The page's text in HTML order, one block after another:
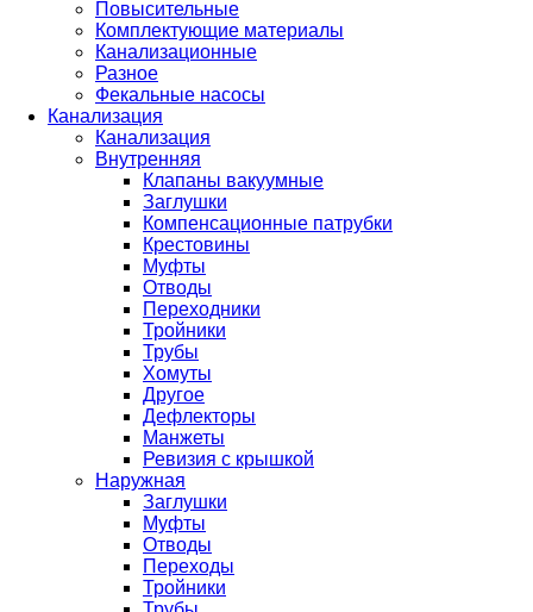
Повысительные
Комплектующие материалы
Канализационные
Разное
Фекальные насосы
Канализация
Канализация
Внутренняя
Клапаны вакуумные
Заглушки
Компенсационные патрубки
Крестовины
Муфты
Отводы
Переходники
Тройники
Трубы
Хомуты
Другое
Дефлекторы
Манжеты
Ревизия с крышкой
Наружная
Заглушки
Муфты
Отводы
Переходы
Тройники